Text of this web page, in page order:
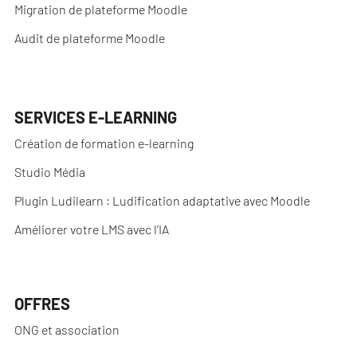
Migration de plateforme Moodle
Audit de plateforme Moodle
SERVICES E-LEARNING
Création de formation e-learning
Studio Média
Plugin Ludilearn : Ludification adaptative avec Moodle
Améliorer votre LMS avec l’IA
OFFRES
ONG et association